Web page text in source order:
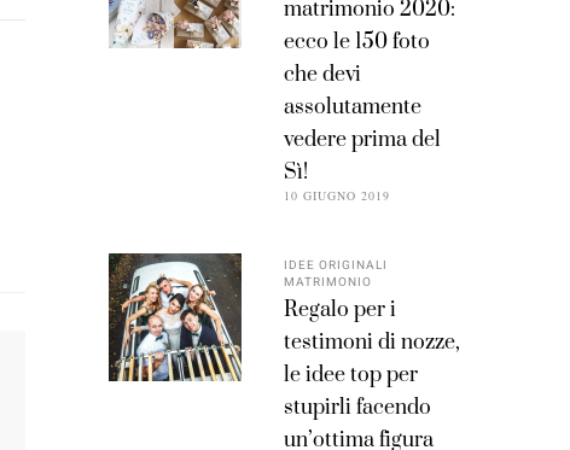
matrimonio 2020:
ecco le 150 foto
che devi
assolutamente
vedere prima del
Sì!
10 GIUGNO 2019
IDEE ORIGINALI
MATRIMONIO
Regalo per i
testimoni di nozze,
le idee top per
stupirli facendo
un’ottima figura